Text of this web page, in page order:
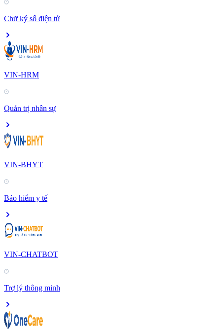
Chữ ký số điện tử
VIN-HRM
Quản trị nhân sự
VIN-BHYT
Bảo hiểm y tế
VIN-CHATBOT
Trợ lý thông minh